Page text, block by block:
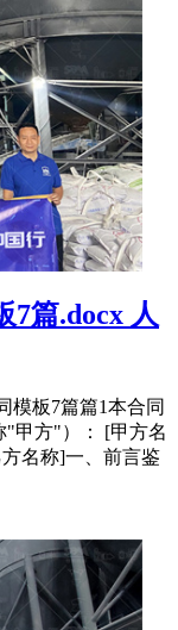
7篇.docx 人
模板7篇篇1本合同
"甲方"）： [甲方名
名称]一、前言鉴